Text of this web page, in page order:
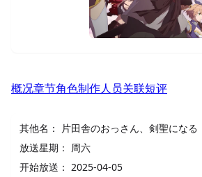
概况章节角色制作人员关联短评
其他名：
片田舎のおっさん、剣聖になる
放送星期：
周六
开始放送： 2025-04-05